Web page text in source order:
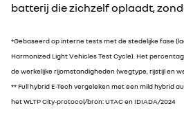
batterij die zichzelf oplaadt,
*Gebaseerd op interne tests met de stedelijke fase
Harmonized Light Vehicles Test Cycle). Het
de werkelijke rijomstandigheden (wegtype, rijstijl en
** Full hybrid E-Tech vergeleken met een mild hybrid
het WLTP City-protocol/bron: UTAC en IDIADA/2024